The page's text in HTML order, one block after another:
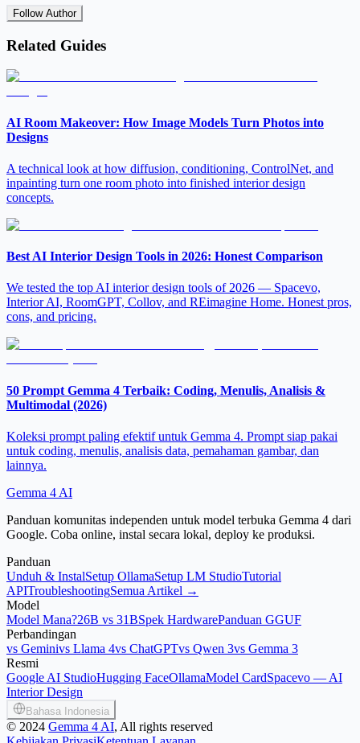
Follow Author
Related Guides
AI Room Makeover: How Image Models Turn Photos into
Designs
A technical look at how diffusion, conditioning, ControlNet, and
inpainting turn one room photo into finished interior design
concepts.
Best AI Interior Design Tools in 2026: Honest Comparison
We tested the top AI interior design tools of 2026 — Spacevo,
Interior AI, RoomGPT, Collov, and REimagine Home. Honest pros,
cons, and pricing.
50 Prompt Gemma 4 Terbaik: Coding, Menulis, Analisis &
Multimodal (2026)
Koleksi prompt paling efektif untuk Gemma 4. Prompt siap pakai
untuk coding, menulis, analisis data, pemahaman gambar, dan
lainnya.
Gemma 4 AI
Panduan komunitas independen untuk model terbuka Gemma 4 dari
Google. Coba online, instal secara lokal, deploy ke produksi.
Panduan
Unduh & InstalSetup OllamaSetup LM StudioTutorial
APITroubleshootingSemua Artikel →
Model
Model Mana?26B vs 31BSpek HardwarePanduan GGUF
Perbandingan
vs Geminivs Llama 4vs ChatGPTvs Qwen 3vs Gemma 3
Resmi
Google AI StudioHugging FaceOllamaModel CardSpacevo — AI
Interior Design
Bahasa Indonesia
© 2024 Gemma 4 AI, All rights reserved